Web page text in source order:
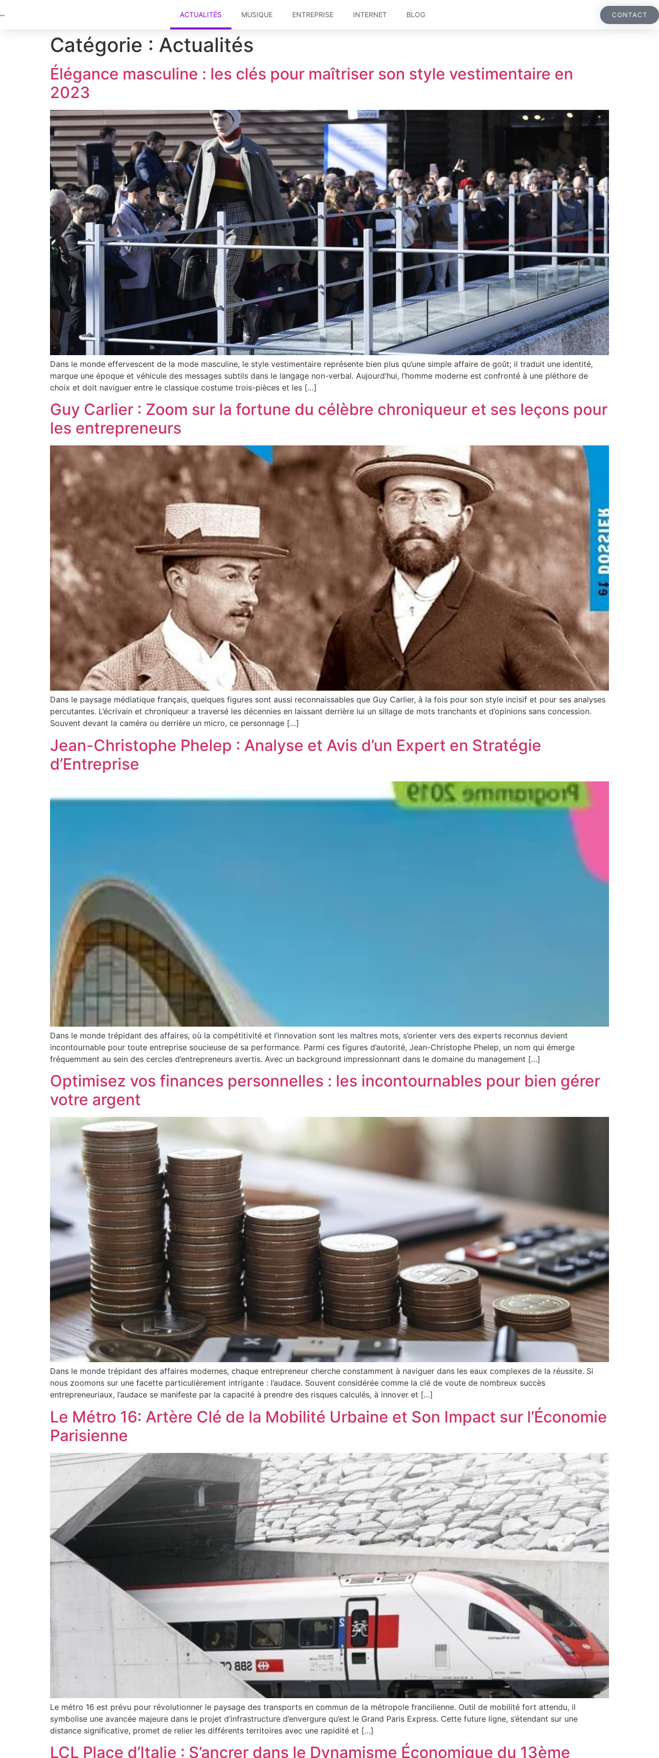
ACTUALITÉS MUSIQUE ENTREPRISE INTERNET BLOG CONTACT
Catégorie : Actualités
Élégance masculine : les clés pour maîtriser son style vestimentaire en
2023
Dans le monde effervescent de la mode masculine, le style vestimentaire représente bien plus qu’une simple affaire de goût; il traduit une identité,
marque une époque et véhicule des messages subtils dans le langage non-verbal. Aujourd’hui, l’homme moderne est confronté à une pléthore de
choix et doit naviguer entre le classique costume trois-pièces et les […]
Guy Carlier : Zoom sur la fortune du célèbre chroniqueur et ses leçons pour
les entrepreneurs
Dans le paysage médiatique français, quelques figures sont aussi reconnaissables que Guy Carlier, à la fois pour son style incisif et pour ses analyses
percutantes. L’écrivain et chroniqueur a traversé les décennies en laissant derrière lui un sillage de mots tranchants et d’opinions sans concession.
Souvent devant la caméra ou derrière un micro, ce personnage […]
Jean-Christophe Phelep : Analyse et Avis d’un Expert en Stratégie
d’Entreprise
Dans le monde trépidant des affaires, où la compétitivité et l’innovation sont les maîtres mots, s’orienter vers des experts reconnus devient
incontournable pour toute entreprise soucieuse de sa performance. Parmi ces figures d’autorité, Jean-Christophe Phelep, un nom qui émerge
fréquemment au sein des cercles d’entrepreneurs avertis. Avec un background impressionnant dans le domaine du management […]
Optimisez vos finances personnelles : les incontournables pour bien gérer
votre argent
Dans le monde trépidant des affaires modernes, chaque entrepreneur cherche constamment à naviguer dans les eaux complexes de la réussite. Si
nous zoomons sur une facette particulièrement intrigante : l’audace. Souvent considérée comme la clé de voute de nombreux succès
entrepreneuriaux, l’audace se manifeste par la capacité à prendre des risques calculés, à innover et […]
Le Métro 16: Artère Clé de la Mobilité Urbaine et Son Impact sur l’Économie
Parisienne
Le métro 16 est prévu pour révolutionner le paysage des transports en commun de la métropole francilienne. Outil de mobilité fort attendu, il
symbolise une avancée majeure dans le projet d’infrastructure d’envergure qu’est le Grand Paris Express. Cette future ligne, s’étendant sur une
distance significative, promet de relier les différents territoires avec une rapidité et […]
LCL Place d’Italie : S’ancrer dans le Dynamisme Économique du 13ème